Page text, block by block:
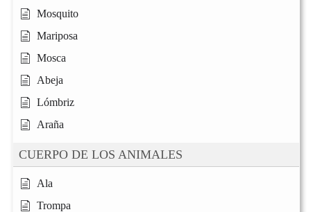
Mosquito
Mariposa
Mosca
Abeja
Lómbriz
Araña
CUERPO DE LOS ANIMALES
Ala
Trompa